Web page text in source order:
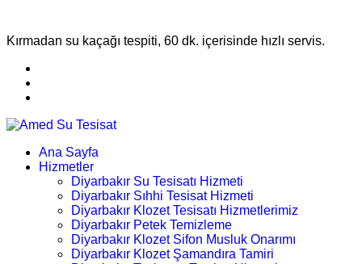
Kırmadan su kaçağı tespiti, 60 dk. içerisinde hızlı servis.
Ana Sayfa
Hizmetler
Diyarbakır Su Tesisatı Hizmeti
Diyarbakır Sıhhi Tesisat Hizmeti
Diyarbakır Klozet Tesisatı Hizmetlerimiz
Diyarbakır Petek Temizleme
Diyarbakır Klozet Sifon Musluk Onarımı
Diyarbakır Klozet Şamandıra Tamiri